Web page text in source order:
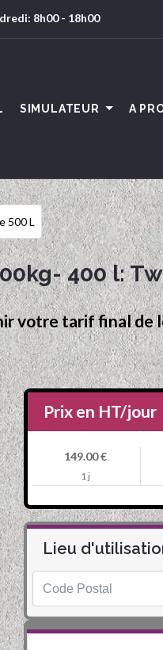
8h00 - 18h00
SIMULATEUR A
500 L
400 l:
votre tarif final
Prix en HT/jour
149.00 €
1 j
Lieu